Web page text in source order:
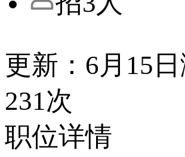
更新：6月15日
231次
职位详情